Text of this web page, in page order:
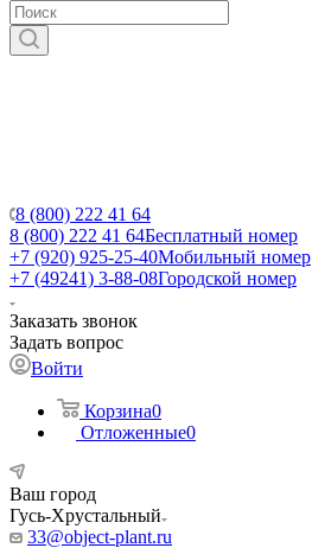
8 (800) 222 41 64
8 (800) 222 41 64Бесплатный номер
+7 (920) 925-25-40Мобильный номер
+7 (49241) 3-88-08Городской номер
Заказать звонок
Задать вопрос
Войти
Корзина0
Отложенные0
Ваш город
Гусь-Хрустальный
33@object-plant.ru